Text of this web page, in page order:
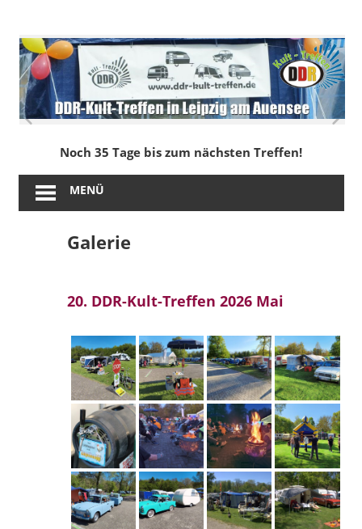
springen
DDR-
Kult-
Treffen
in
Leipzig
am
Noch 35 Tage bis zum nächsten Treffen!
MENÜ
Galerie
20. DDR-Kult-Treffen 2026 Mai